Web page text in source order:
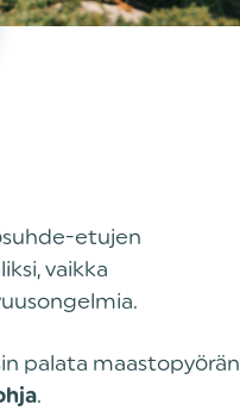
etujen
vaikka
palata maastopyörän
.